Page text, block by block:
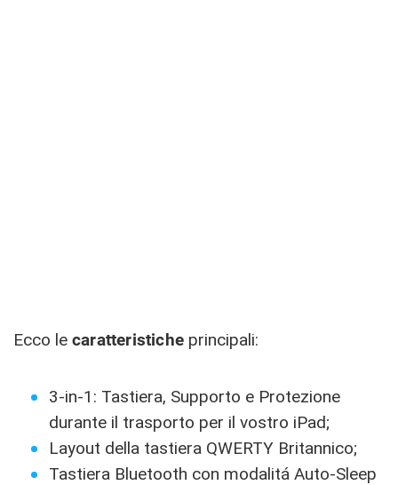
Ecco le caratteristiche principali:
3-in-1: Tastiera, Supporto e Protezione
durante il trasporto per il vostro iPad;
Layout della tastiera QWERTY Britannico;
Tastiera Bluetooth con modalitá Auto-Sleep